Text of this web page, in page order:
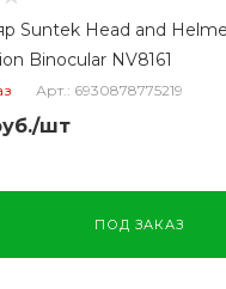
Suntek Head and
Binocular NV8161
Арт.: 6930878775219
/шт
ПОД ЗАКАЗ